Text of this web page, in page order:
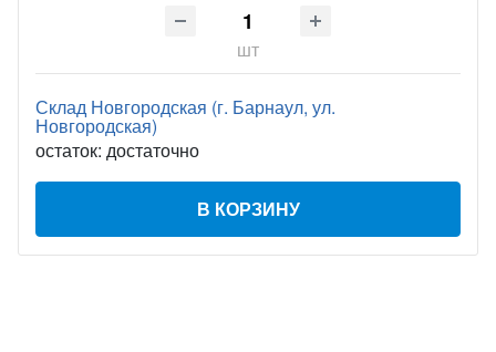
шт
Склад Новгородская (г. Барнаул, ул.
Новгородская)
остаток: достаточно
В КОРЗИНУ